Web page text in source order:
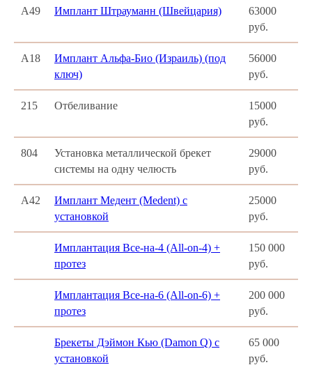
А49 Имплант Штрауманн (Швейцария)
63000
руб.
А18
Имплант Альфа-Био (Израиль) (под
ключ)
56000
руб.
215 Отбеливание
15000
руб.
804
Установка металлической брекет
системы на одну челюсть
29000
руб.
А42
Имплант Медент (Medent) с
установкой
25000
руб.
Имплантация Все-на-4 (All-on-4) +
протез
150 000
руб.
Имплантация Все-на-6 (All-on-6) +
протез
200 000
руб.
Брекеты Дэймон Кью (Damon Q) с
установкой
65 000
руб.